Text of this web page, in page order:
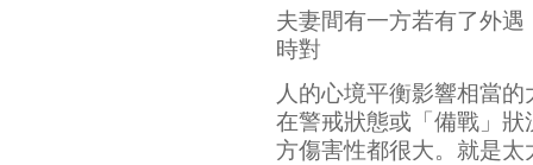
夫妻間有一方若有了外
時對
人的心境平衡影響相當
在警戒狀態或「備戰」
方傷害性都很大。就是